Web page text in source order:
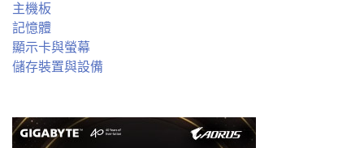
主機板
記憶體
顯示卡與螢幕
儲存裝置與設備